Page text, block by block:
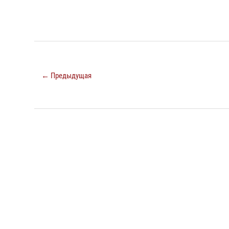
← Предыдущая